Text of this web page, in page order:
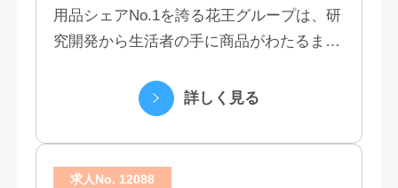
用品シェアNo.1を誇る花王グループは、研
究開発から生活者の手に商品がわたるまで
で、情報のスピード、質、量ともに他社に
詳しく見る
求人No. 12088